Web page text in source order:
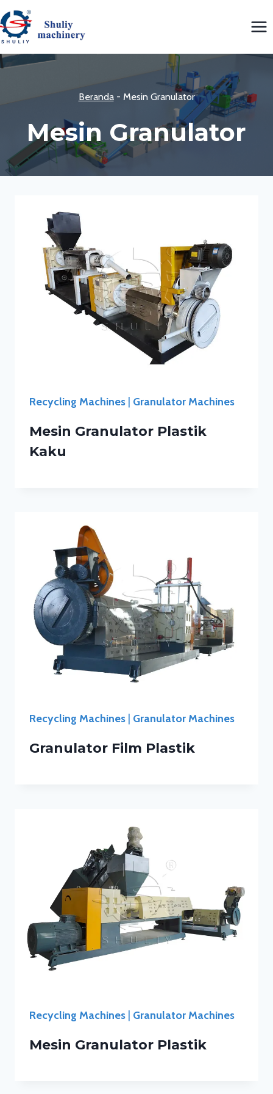
Skip
to
content
Beranda- Mesin Granulator
Mesin Granulator
Recycling Machines Granulator Machines
Mesin Granulator Plastik
Kaku
Recycling Machines Granulator Machines
Granulator Film Plastik
Recycling Machines Granulator Machines
Mesin Granulator Plastik